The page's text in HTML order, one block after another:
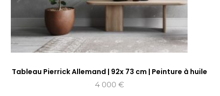
Tableau Pierrick Allemand | 92x 73 cm | Peinture à huile
4 000€